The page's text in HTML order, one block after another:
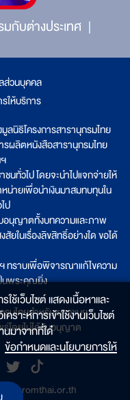
บต่างประเทศ
ส่วนบุคคล
ให้บริการ
ลนิธิโครงการสารานุกรมไทย
รผลิตหนังสือสารานุกรมไทย
ชนทั่วไป โดยจะนำไปแจกจ่ายให้
น่ายเพื่อนำเงินมาสมทบทุนใน
ป
อนุญาตทั้งบทความและภาพ
ยในเรื่องลิขสิทธิ์อย่างใด ขอได้
ทราบเพื่อพิจารณาแก้ไขความ
นพระคุณยิ่ง
มไทยสำหรับเยาวชนฯ
ร่โดยไม่ได้รับอนุญาต
ช้เว็บไซต์ แสดงเนื้อหาและ
าะห์การเข้าใช้งานเว็บไซต์
นมาจากที่ใด๋
ข้อกำหนดและนโยบายการให้